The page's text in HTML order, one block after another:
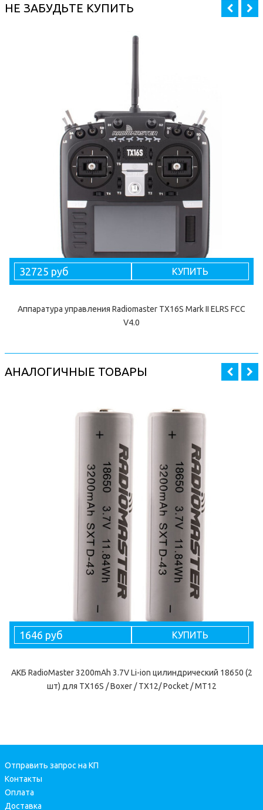
НЕ ЗАБУДЬТЕ КУПИТЬ
32725 руб КУПИТЬ
Аппаратура управления Radiomaster TX16S Mark II ELRS FCC
V4.0
АНАЛОГИЧНЫЕ ТОВАРЫ
1646 руб КУПИТЬ
АКБ RadioMaster 3200mAh 3.7V Li-ion цилиндрический 18650 (2
шт) для TX16S / Boxer / TX12/ Pocket / MT12
Отправить запрос на КП
Контакты
Оплата
Доставка